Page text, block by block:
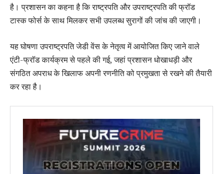
है। प्रशासन का कहना है कि राष्ट्रपति और उपराष्ट्रपति की फ्रॉड
टास्क फोर्स के साथ मिलकर सभी उपलब्ध सुरागों की जांच की जाएगी।
यह घोषणा उपराष्ट्रपति जेडी वेंस के नेतृत्व में आयोजित किए जाने वाले
एंटी-फ्रॉड कार्यक्रम से पहले की गई, जहां प्रशासन धोखाधड़ी और
संगठित अपराध के खिलाफ अपनी रणनीति को प्रमुखता से रखने की तैयारी
कर रहा है।